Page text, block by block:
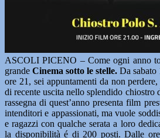
ASCOLI PICENO – Come ogni anno
grande Cinema sotto le stelle. Da sabato
ore 21, sei appuntamenti da non
di recente uscita nello splendido chiostro
rassegna di quest’anno presenta film
intenditori e appassionati, ma vuole
e ragazzi con qualche serata a loro
la disponibilità é di 200 posti. Dalle